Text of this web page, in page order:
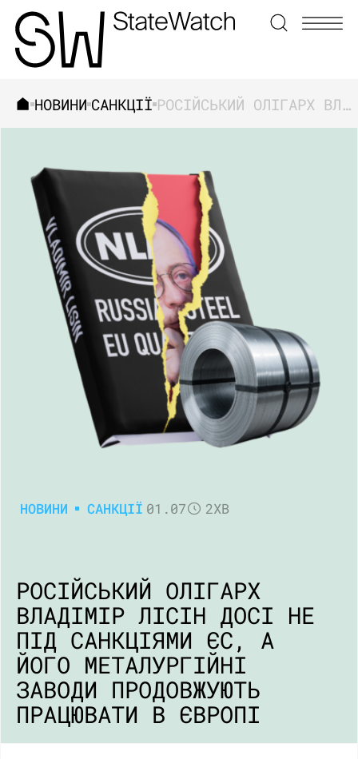
ЗНАЙТИ
НОВИНИ САНКЦІЇ РОСІЙСЬКИЙ ОЛІГАРХ ВЛАДІМІР ЛІСІН ДОСІ НЕ ПІД САНКЦІЯМИ ЄС, А ЙОГО МЕТАЛУРГІЙНІ ЗАВОДИ ПРОДОВЖУЮТЬ ПРАЦЮВАТИ В ЄВРОПІ
НОВИНИ САНКЦІЇ 01.07 2ХВ
РОСІЙСЬКИЙ ОЛІГАРХ
ВЛАДІМІР ЛІСІН ДОСІ НЕ
ПІД САНКЦІЯМИ ЄС, А
ЙОГО МЕТАЛУРГІЙНІ
ЗАВОДИ ПРОДОВЖУЮТЬ
ПРАЦЮВАТИ В ЄВРОПІ